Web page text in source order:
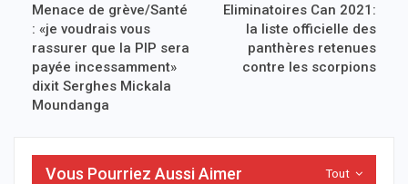
Menace de grève/Santé
: «je voudrais vous
rassurer que la PIP sera
payée incessamment»
dixit Serghes Mickala
Moundanga
Eliminatoires Can 2021:
la liste officielle des
panthères retenues
contre les scorpions
Tout
Vous Pourriez Aussi Aimer